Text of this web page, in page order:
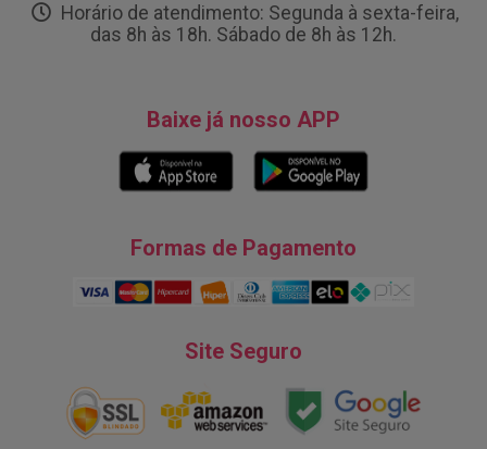
Horário de atendimento: Segunda à sexta-feira,
das 8h às 18h. Sábado de 8h às 12h.
Baixe já nosso APP
Formas de Pagamento
Site Seguro